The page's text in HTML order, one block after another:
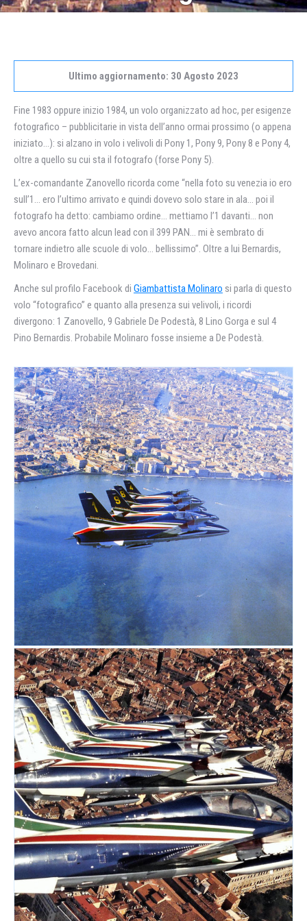
Ultimo aggiornamento: 30 Agosto 2023
Fine 1983 oppure inizio 1984, un volo organizzato ad hoc, per esigenze
fotografico – pubblicitarie in vista dell’anno ormai prossimo (o appena
iniziato…): si alzano in volo i velivoli di Pony 1, Pony 9, Pony 8 e Pony 4,
oltre a quello su cui sta il fotografo (forse Pony 5).
L’ex-comandante Zanovello ricorda come “nella foto su venezia io ero
sull’1… ero l’ultimo arrivato e quindi dovevo solo stare in ala… poi il
fotografo ha detto: cambiamo ordine… mettiamo l’1 davanti… non
avevo ancora fatto alcun lead con il 399 PAN… mi è sembrato di
tornare indietro alle scuole di volo… bellissimo”. Oltre a lui Bernardis,
Molinaro e Brovedani.
Anche sul profilo Facebook di Giambattista Molinaro si parla di questo
volo “fotografico” e quanto alla presenza sui velivoli, i ricordi
divergono: 1 Zanovello, 9 Gabriele De Podestà, 8 Lino Gorga e sul 4
Pino Bernardis. Probabile Molinaro fosse insieme a De Podestà.